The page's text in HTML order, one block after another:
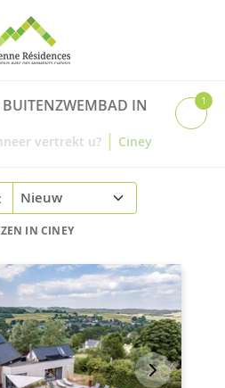
IN
vertrekt u? | Ciney
1
IN CINEY